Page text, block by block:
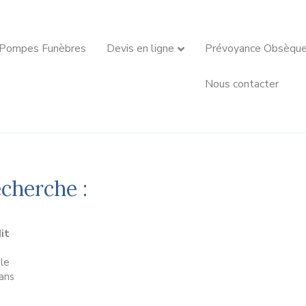
Funèbres Devis en ligne Prévoyance
Nous contacter
: